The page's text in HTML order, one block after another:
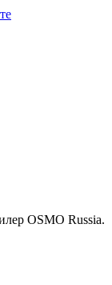
OSMO Russia.